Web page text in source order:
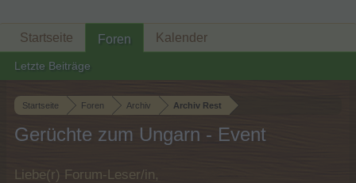
Startseite Foren Archiv Archiv Rest
Gerüchte zum Ungarn - Event
Liebe(r) Forum-Leser/in,
Startseite Foren
Letzte Beiträge
Kalender